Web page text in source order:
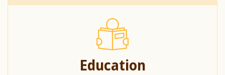
Education